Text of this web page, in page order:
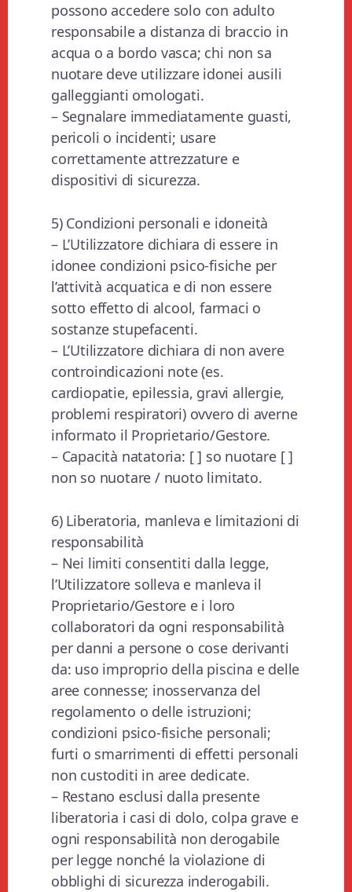
possono accedere solo con adulto
responsabile a distanza di braccio in
acqua o a bordo vasca; chi non sa
nuotare deve utilizzare idonei ausili
galleggianti omologati.
– Segnalare immediatamente guasti,
pericoli o incidenti; usare
correttamente attrezzature e
dispositivi di sicurezza.
5) Condizioni personali e idoneità
– L’Utilizzatore dichiara di essere in
idonee condizioni psico-fisiche per
l’attività acquatica e di non essere
sotto effetto di alcool, farmaci o
sostanze stupefacenti.
– L’Utilizzatore dichiara di non avere
controindicazioni note (es.
cardiopatie, epilessia, gravi allergie,
problemi respiratori) ovvero di averne
informato il Proprietario/Gestore.
– Capacità natatoria: [ ] so nuotare [ ]
non so nuotare / nuoto limitato.
6) Liberatoria, manleva e limitazioni di
responsabilità
– Nei limiti consentiti dalla legge,
l’Utilizzatore solleva e manleva il
Proprietario/Gestore e i loro
collaboratori da ogni responsabilità
per danni a persone o cose derivanti
da: uso improprio della piscina e delle
aree connesse; inosservanza del
regolamento o delle istruzioni;
condizioni psico-fisiche personali;
furti o smarrimenti di effetti personali
non custoditi in aree dedicate.
– Restano esclusi dalla presente
liberatoria i casi di dolo, colpa grave e
ogni responsabilità non derogabile
per legge nonché la violazione di
obblighi di sicurezza inderogabili.